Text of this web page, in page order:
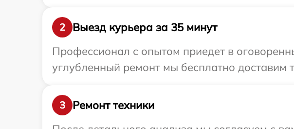
2
Выезд курьера за 35 минут
Профессионал с опытом приедет в
углубленный ремонт мы бесплатно доставим
3
Ремонт техники